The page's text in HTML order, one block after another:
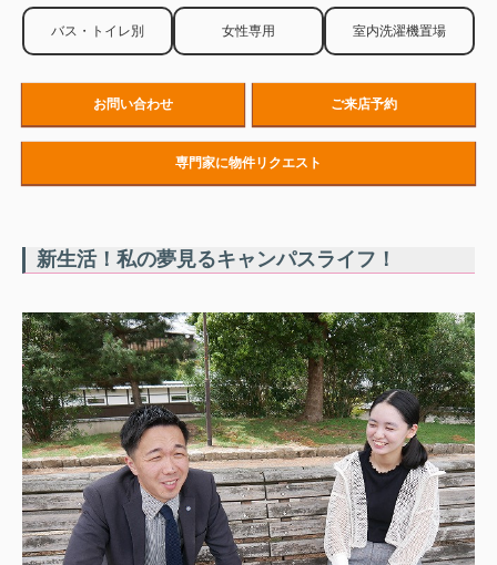
バス・トイレ別 女性専用 室内洗濯機置場
お問い合わせ ご来店予約
専門家に物件リクエスト
新生活！私の夢見るキャンパスライフ！